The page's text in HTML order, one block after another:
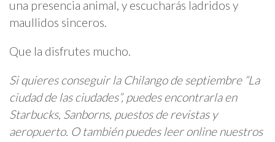
una presencia animal, y escucharás ladridos y
maullidos sinceros.
Que la disfrutes mucho.
Si quieres conseguir la Chilango de septiembre “La
ciudad de las ciudades”, puedes encontrarla en
Starbucks, Sanborns, puestos de revistas y
aeropuerto. O también puedes leer online nuestros